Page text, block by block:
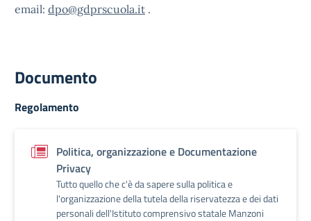
email: dpo@gdprscuola.it .
Documento
Regolamento
Politica, organizzazione e Documentazione
Privacy
Tutto quello che c'è da sapere sulla politica e
l'organizzazione della tutela della riservatezza e dei dati
personali dell'Istituto comprensivo statale Manzoni